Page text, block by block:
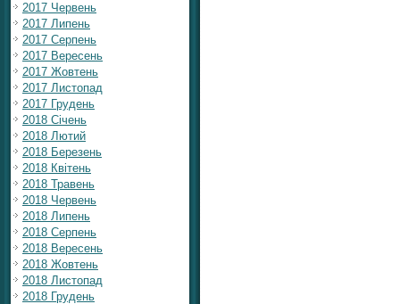
2017 Червень
2017 Липень
2017 Серпень
2017 Вересень
2017 Жовтень
2017 Листопад
2017 Грудень
2018 Січень
2018 Лютий
2018 Березень
2018 Квітень
2018 Травень
2018 Червень
2018 Липень
2018 Серпень
2018 Вересень
2018 Жовтень
2018 Листопад
2018 Грудень